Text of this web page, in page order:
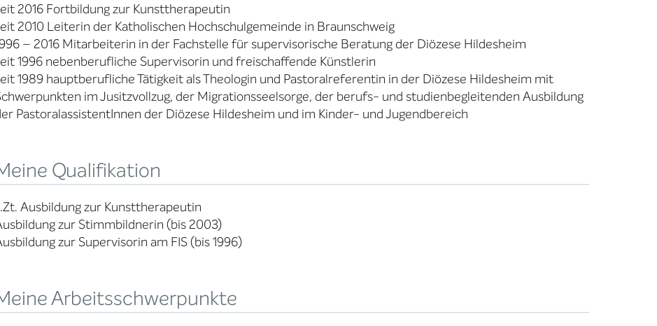
2016 Fortbildung zur Kunsttherapeutin
2010 Leiterin der Katholischen Hochschulgemeinde in Braunschweig
– 2016 Mitarbeiterin in der Fachstelle für supervisorische Beratung der Diözese Hildesheim
1996 nebenberufliche Supervisorin und freischaffende Künstlerin
1989 hauptberufliche Tätigkeit als Theologin und Pastoralreferentin in der Diözese Hildesheim mit
im Jusitzvollzug, der Migrationsseelsorge, der berufs- und studienbegleitenden Ausbildung
PastoralassistentInnen der Diözese Hildesheim und im Kinder- und Jugendbereich
Qualifikation
Ausbildung zur Kunsttherapeutin
zur Stimmbildnerin (bis 2003)
zur Supervisorin am FIS (bis 1996)
Arbeitsschwerpunkte